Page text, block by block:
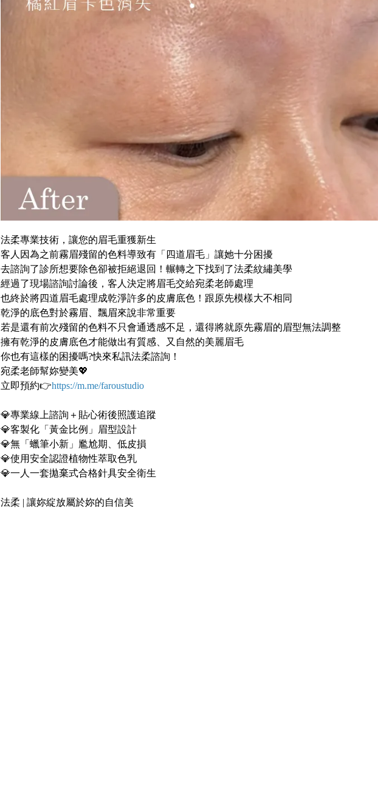
法柔專業技術，讓您的眉毛重獲新生
客人因為之前霧眉殘留的色料導致有「四道眉毛」讓她十分困擾
去諮詢了診所想要除色卻被拒絕退回！輾轉之下找到了法柔紋繡美學
經過了現場諮詢討論後，客人決定將眉毛交給宛柔老師處理
也終於將四道眉毛處理成乾淨許多的皮膚底色！跟原先模樣大不相同
乾淨的底色對於霧眉、飄眉來說非常重要
若是還有前次殘留的色料不只會通透感不足，還得將就原先霧眉的眉型無法調整
擁有乾淨的皮膚底色才能做出有質感、又自然的美麗眉毛
你也有這樣的困擾嗎?快來私訊法柔諮詢！
宛柔老師幫妳變美💖
立即預約👉https://m.me/faroustudio
💎專業線上諮詢＋貼心術後照護追蹤
💎客製化「黃金比例」眉型設計
💎無「蠟筆小新」尷尬期、低皮損
💎使用安全認證植物性萃取色乳
💎一人一套拋棄式合格針具安全衛生
法柔 | 讓妳綻放屬於妳的自信美